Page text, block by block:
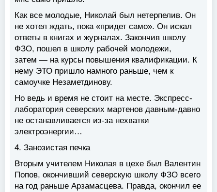
Как все молодые, Николай был нетерпелив. Он
не хотел ждать, пока «придет само». Он искал
ответы в книгах и журналах. Закончив школу
ФЗО, пошел в школу рабочей молодежи,
затем — на курсы повышения квалификации. К
нему ЭТО пришло намного раньше, чем к
самоучке Незаметдинову.
Но ведь и время не стоит на месте. Экспресс-
лаборатория северских мартенов давным-давно
не останавливается из-за нехватки
электроэнергии…
4. Занозистая печка
Вторым учителем Николая в цехе был Валентин
Попов, окончивший северскую школу ФЗО всего
на год раньше Арзамасцева. Правда, окончил ее